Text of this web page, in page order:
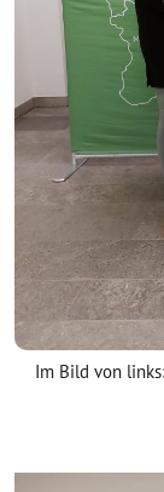
Im Bild von